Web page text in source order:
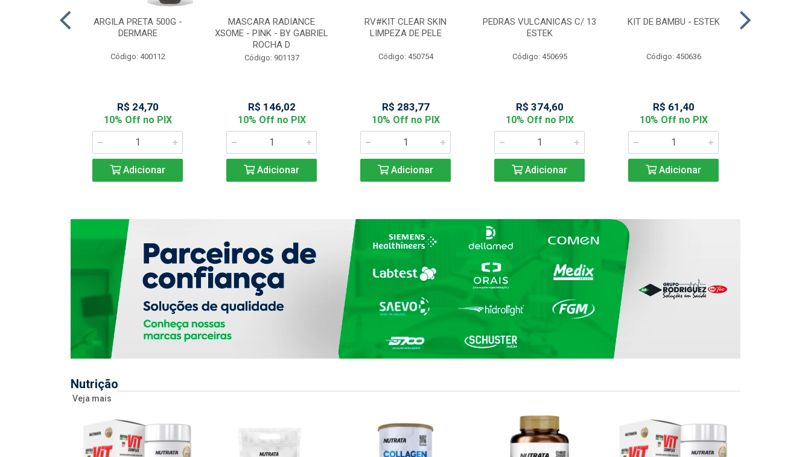
ARGILA PRETA 500G -
DERMARE
Código: 400112
R$ 24,70
10% Off no PIX
Adicionar
MASCARA RADIANCE
XSOME - PINK - BY GABRIEL
ROCHA D
Código: 901137
R$ 146,02
10% Off no PIX
Adicionar
RV#KIT CLEAR SKIN
LIMPEZA DE PELE
Código: 450754
R$ 283,77
10% Off no PIX
Adicionar
PEDRAS VULCANICAS C/ 13
ESTEK
Código: 450695
R$ 374,60
10% Off no PIX
Adicionar
KIT DE BAMBU - ESTEK
Código: 450636
R$ 61,40
10% Off no PIX
Adicionar
Nutrição
Veja mais